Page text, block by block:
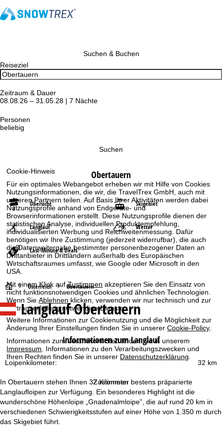
Cookie-Hinweis
Für ein optimales Webangebot erheben wir mit Hilfe von Cookies
Nutzungsinformationen, die wir, die TravelTrex GmbH, auch mit
unseren Partnern teilen. Auf Basis Ihrer Aktivitäten werden dabei
Nutzungsprofile anhand von Endgeräte- und
Browserinformationen erstellt. Diese Nutzungsprofile dienen der
statistischen Analyse, individuellen Produktempfehlung,
individualisierten Werbung und Reichweitenmessung. Dafür
benötigen wir Ihre Zustimmung (jederzeit widerrufbar), die auch
die Datenweitergabe bestimmter personenbezogener Daten an
Drittanbieter in Drittländern außerhalb des Europäischen
Wirtschaftsraumes umfasst, wie Google oder Microsoft in den
USA.
Mit einem Klick aufZustimmen akzeptieren Sie den Einsatz von
nicht funktionsnotwendigen Cookies und ähnlichen Technologien.
Wenn SieAblehnen klicken, verwenden wir nur technisch und zur
Vertragserfüllung notwendige Dienste.
Weitere Informationen zur Cookienutzung und die Möglichkeit zur
Änderung Ihrer Einstellungen finden Sie in unsererCookie-Policy.
Informationen zum Verantwortlichen finden Sie in unserem
Impressum. Informationen zu den Verarbeitungszwecken und
Ihren Rechten finden Sie in unserer Datenschutzerklärung.
Zustimmen
Suchen & Buchen
Reiseziel
Zeitraum & Dauer
08.08.26 – 31.05.28 | 7 Nächte
Personen
beliebig
Suchen
Obertauern
Übersicht Skigebiet
Langlauf Wetter
Last-Minute & Deals
S
t
a
r
t
e
Österreich Obertauern
Langlauf Obertauern
Informationen zum Langlauf
32 km
Loipenkilometer:
In Obertauern stehen Ihnen 32 Kilometer bestens präparierte
Langlaufloipen zur Verfügung. Ein besonderes Highlight ist die
wunderschöne Höhenloipe „Gnadenalmloipe”, die auf rund 20 km in
verschiedenen Schwierigkeitsstufen auf einer Höhe von 1.350 m durch
das Skigebiet führt.